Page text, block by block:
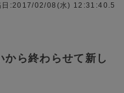
日:2017/02/08(水) 12:31:40.5
ら終わらせて新し